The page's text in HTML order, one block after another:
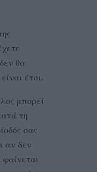
θα
έτσι.
μπορεί
τη
σας
αν δεν